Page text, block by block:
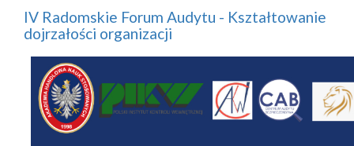
IV Radomskie Forum Audytu - Kształtowanie
dojrzałości organizacji